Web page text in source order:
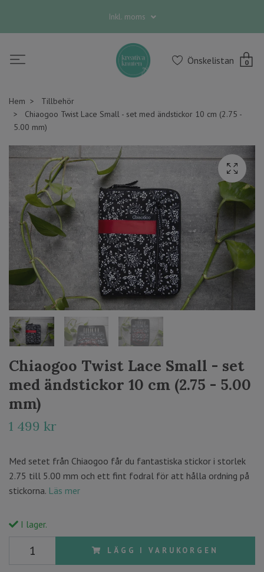
Inkl. moms
Önskelistan 0
Hem
Tillbehör
Chiaogoo Twist Lace Small - set med ändstickor 10 cm (2.75 -
5.00 mm)
Chiaogoo Twist Lace Small - set
med ändstickor 10 cm (2.75 - 5.00
mm)
1 499 kr
Med setet från Chiaogoo får du fantastiska stickor i storlek
2.75 till 5.00 mm och ett fint fodral för att hålla ordning på
stickorna. Läs mer
I lager.
LÄGG I VARUKORGEN